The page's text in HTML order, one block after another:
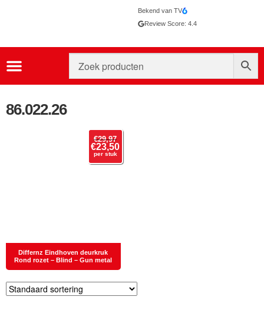
Bekend van TV
Review Score: 4.4
86.022.26
Differnz Eindhoven deurkruk
Rond rozet – Blind – Gun metal
€29,97
€23,50
per stuk